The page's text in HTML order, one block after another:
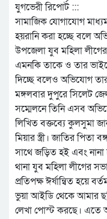
যুগভেরী রিপোর্ট :::
সামাজিক যোগাযোগ
হয়রানি করা হচ্ছে বলে
উপজেলা যুব মহিলা
এমনকি তাকে ও তার
দিচ্ছে বলেও অভিযোগ
মঙ্গলবার দুপুরে সিলেট
সম্মেলনে তিনি এসব
লিখিত বক্তব্যে কুলসুমা
মিয়ার স্ত্রী। জাতির পিতা
সাথে জড়িত হই এবং নানা
থানা যুব মহিলা লীগের
প্রতিপক্ষ ঈর্ষান্বিত হয়ে
ভুয়া আইডি থেকে আমার
লেখা পোস্ট করছে। এতে